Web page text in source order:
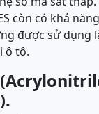
còn có khả
được sử dụng
ô tô.